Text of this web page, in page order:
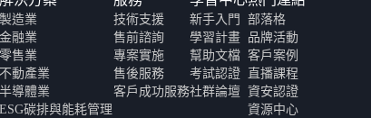
製造業
金融業
零售業
不動產業
半導體業
ESG碳排與能耗管理
技術支援
售前諮詢
專案實施
售後服務
客戶成功服務
新手入門
學習計畫
幫助文檔
考試認證
社群論壇
部落格
品牌活動
客戶案例
直播課程
資安認證
資源中心